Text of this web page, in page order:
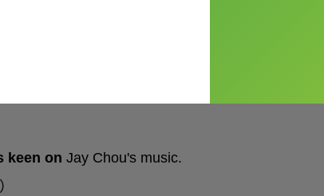
keen on Jay Chou's music.